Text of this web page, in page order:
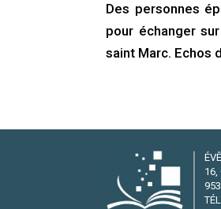
Des personnes
pour échanger
saint Marc. Echos
16,